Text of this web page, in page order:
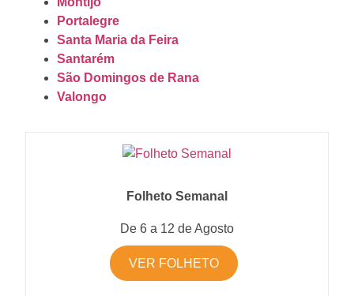
Portalegre
Santa Maria da Feira
Santarém
São Domingos de Rana
Valongo
Folheto Semanal
De 6 a 12 de Agosto
VER FOLHETO